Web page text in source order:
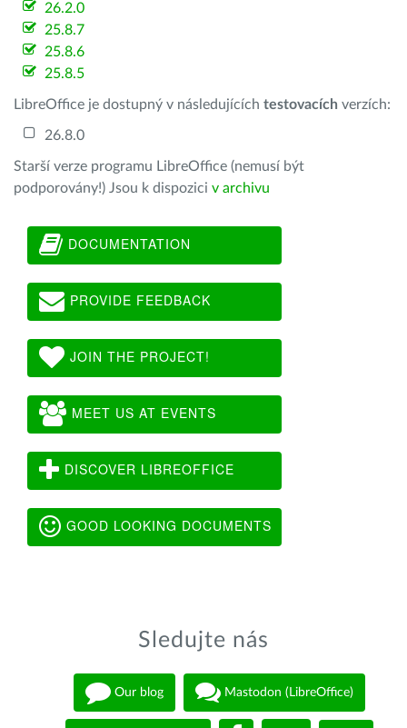
26.2.0
25.8.7
25.8.6
25.8.5
LibreOffice je dostupný v následujících testovacích verzích:
26.8.0
Starší verze programu LibreOffice (nemusí být
podporovány!) Jsou k dispozici v archivu
DOCUMENTATION
PROVIDE FEEDBACK
JOIN THE PROJECT!
MEET US AT EVENTS
DISCOVER LIBREOFFICE
GOOD LOOKING DOCUMENTS
Sledujte nás
Our blog Mastodon (LibreOffice)